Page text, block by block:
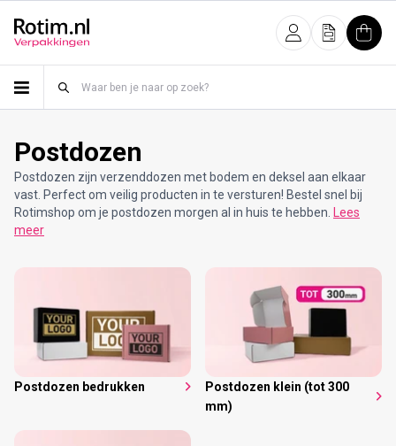
InloggenOfferte
Postdozen
Postdozen zijn verzenddozen met bodem en deksel aan elkaar
vast. Perfect om veilig producten in te versturen! Bestel snel bij
Rotimshop om je postdozen morgen al in huis te hebben.
Lees
meer
Postdozen bedrukken
Postdozen klein (tot 300
mm)